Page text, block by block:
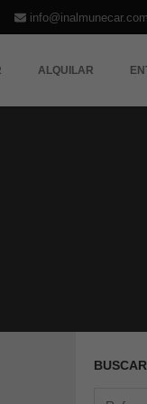
info@inalmunecar.com
ALQUILAR
BUSCAR